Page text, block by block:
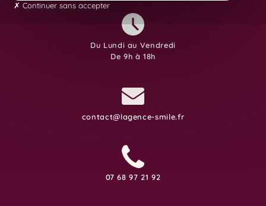
Du Lundi au Vendredi
De 9h à 18h
contact@lagence-smile.fr
07 68 97 21 92
Continuer sans accepter